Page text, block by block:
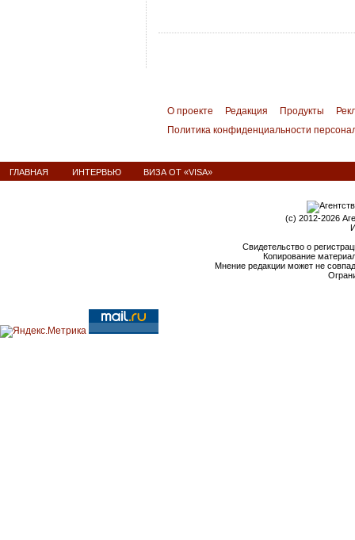
О проекте Редакция Продукты
Политика конфиденциальности
ГЛАВНАЯ ИНТЕРВЬЮ ВИЗА ОТ «VISA»
(c) 2012-2026
Свидетельство о
Копирование
Мнение редакции может не